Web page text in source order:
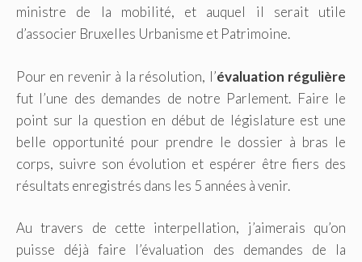
ministre de la mobilité, et auquel il serait utile
d’associer Bruxelles Urbanisme et Patrimoine.
Pour en revenir à la résolution, l’évaluation régulière
fut l’une des demandes de notre Parlement. Faire le
point sur la question en début de législature est une
belle opportunité pour prendre le dossier à bras le
corps, suivre son évolution et espérer être fiers des
résultats enregistrés dans les 5 années à venir.
Au travers de cette interpellation, j’aimerais qu’on
puisse déjà faire l’évaluation des demandes de la